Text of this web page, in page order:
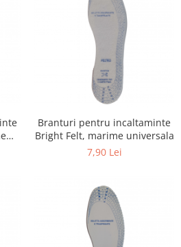
Branturi pentru incaltaminte
Bright Felt, marime universala
7,90 Lei